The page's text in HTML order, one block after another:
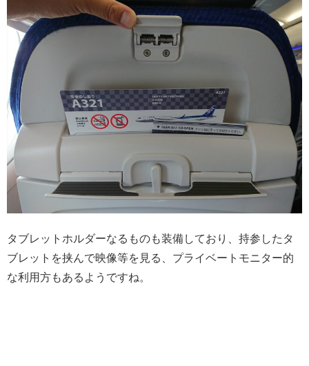
タブレットホルダーなるものも装備しており、持参したタ
ブレットを挟んで映像等を見る、プライベートモニター的
な利用方もあるようですね。